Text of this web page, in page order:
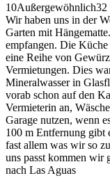
10Außergewöhnlich32
Wir haben uns in der
Garten mit
empfangen. Die Küche
eine Reihe von
Vermietungen. Dies
Mineralwasser in
vorab schon auf den
Vermieterin an,
Garage nutzen, wenn
100 m Entfernung gibt
fast allem was wir so
uns passt kommen wir
nach Las Aguas